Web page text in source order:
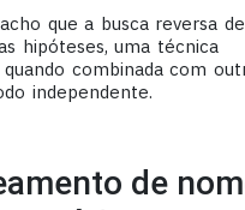
que a busca reversa
hipóteses, uma técnica
combinada com
independente.
de